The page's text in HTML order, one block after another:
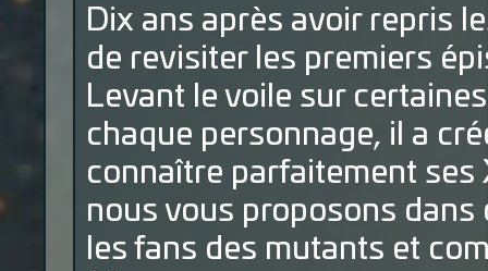
Dix ans après avoir repris
de revisiter les premiers
Levant le voile sur
chaque personnage, il a
connaître parfaitement ses
nous vous proposons
les fans des mutants et